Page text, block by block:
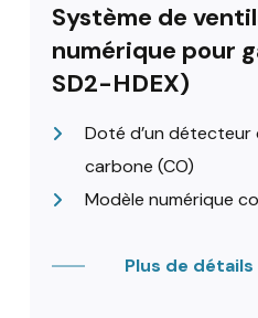
Système de
numérique pour
SD2-HDEX)
Doté d’un détecteur
carbone (CO)
Modèle numérique
Plus de détails